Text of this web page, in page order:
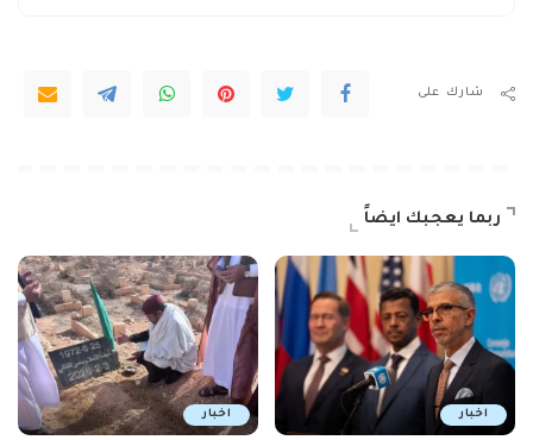
شارك على
ربما يعجبك ايضاً
اخبار اخبار